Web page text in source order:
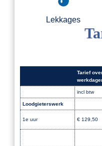
Lekkages
Tarief
incl btw
Loodgieterswerk
1e uur € 129,50